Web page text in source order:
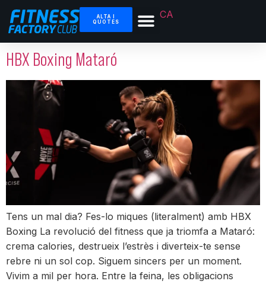
ALTA I
QUOTES
CA
HBX Boxing Mataró
Tens un mal dia? Fes-lo miques (literalment) amb HBX
Boxing La revolució del fitness que ja triomfa a Mataró:
crema calories, destrueix l’estrès i diverteix-te sense
rebre ni un sol cop. Siguem sincers per un moment.
Vivim a mil per hora. Entre la feina, les obligacions